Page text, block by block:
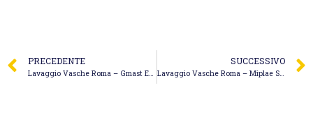
PRECEDENTE
Lavaggio Vasche Roma – Gmast Ecologica
SUCCESSIVO
Lavaggio Vasche Roma – Miplae S.r.l.